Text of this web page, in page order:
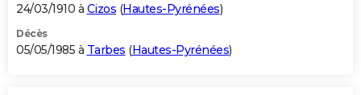
24/03/1910 à Cizos (Hautes-Pyrénées)
Décès
05/05/1985 à Tarbes (Hautes-Pyrénées)